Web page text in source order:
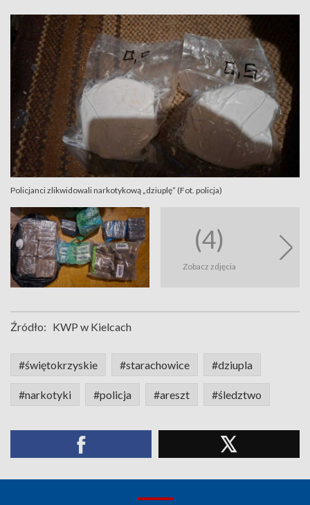
Policjanci zlikwidowali narkotykową „dziuplę” (Fot. policja)
(4)
Zobacz zdjęcia
Źródło: KWP w Kielcach
#świętokrzyskie #starachowice #dziupla
#narkotyki #policja #areszt #śledztwo